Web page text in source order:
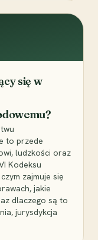
się w
to przede
ludzkości oraz
Kodeksu
zajmuje się
jakie
dlaczego są to
jurysdykcja